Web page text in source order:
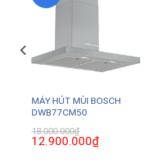
MÁY HÚT MÙI BOSCH
DWB77CM50
18.000.000₫
Giá
gốc
12.900.000₫Giá
hiện